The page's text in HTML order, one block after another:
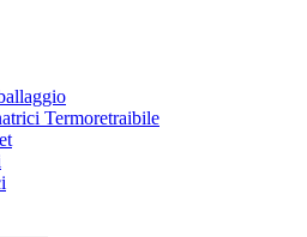
Termoretraibile